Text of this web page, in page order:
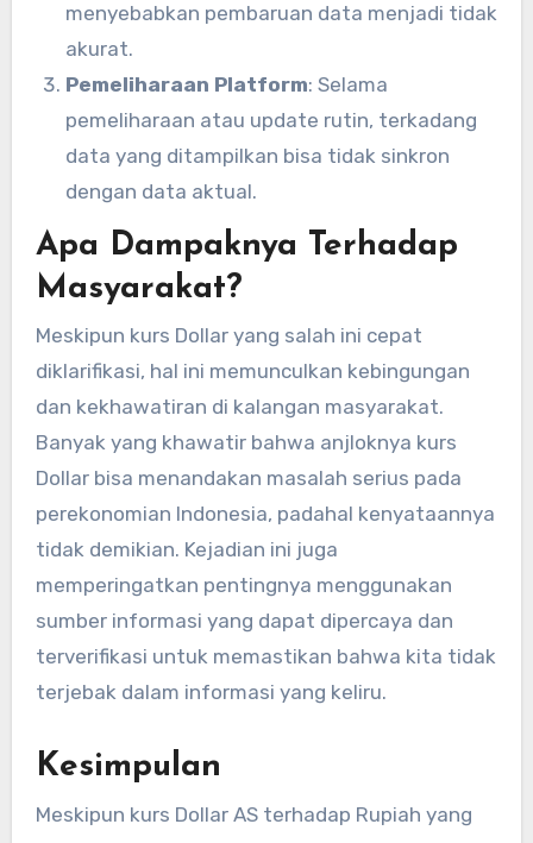
menyebabkan pembaruan data menjadi tidak
akurat.
Pemeliharaan Platform: Selama
pemeliharaan atau update rutin, terkadang
data yang ditampilkan bisa tidak sinkron
dengan data aktual.
Apa Dampaknya Terhadap
Masyarakat?
Meskipun kurs Dollar yang salah ini cepat
diklarifikasi, hal ini memunculkan kebingungan
dan kekhawatiran di kalangan masyarakat.
Banyak yang khawatir bahwa anjloknya kurs
Dollar bisa menandakan masalah serius pada
perekonomian Indonesia, padahal kenyataannya
tidak demikian. Kejadian ini juga
memperingatkan pentingnya menggunakan
sumber informasi yang dapat dipercaya dan
terverifikasi untuk memastikan bahwa kita tidak
terjebak dalam informasi yang keliru.
Kesimpulan
Meskipun kurs Dollar AS terhadap Rupiah yang